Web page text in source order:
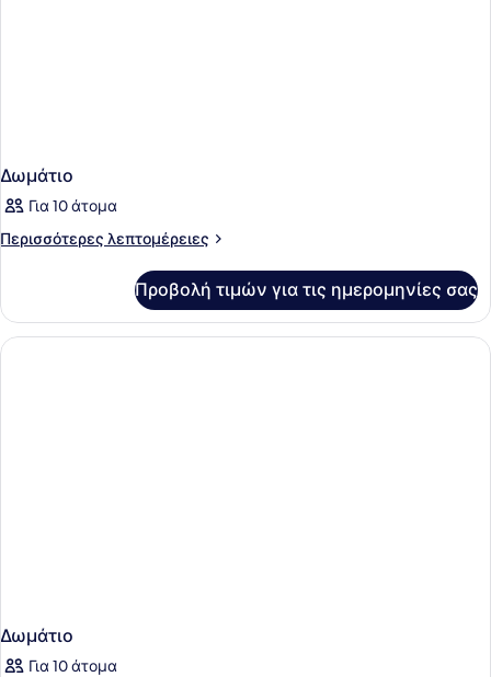
Δωμάτιο
Για 10 άτομα
Περισσότερες λεπτομέρειες
Περισσότερες
Προβολή τιμών για τις ημερομηνίες σας
Δωμάτιο
Για 10 άτομα